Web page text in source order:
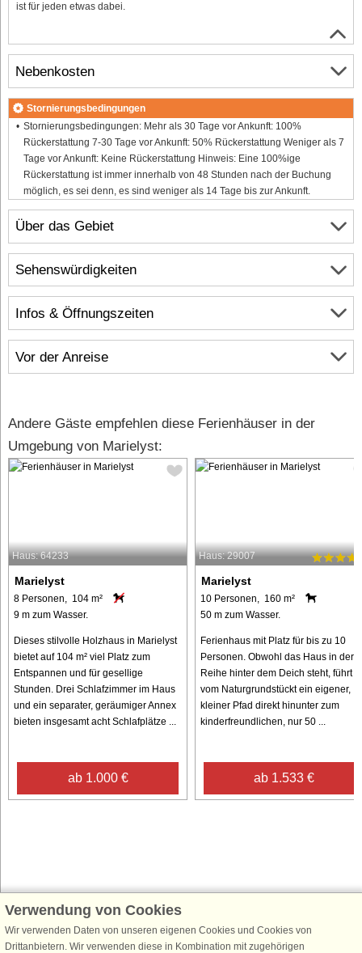
ist für jeden etwas dabei.
Über das Gebiet
Infos & Öffnungszeiten
Vor der Anreise
Nebenkosten
Stornierungsbedingungen
Stornierungsbedingungen: Mehr als 30 Tage vor Ankunft: 100%
Rückerstattung 7-30 Tage vor Ankunft: 50% Rückerstattung Weniger als 7
Tage vor Ankunft: Keine Rückerstattung Hinweis: Eine 100%ige
Rückerstattung ist immer innerhalb von 48 Stunden nach der Buchung
möglich, es sei denn, es sind weniger als 14 Tage bis zur Ankunft.
Sehenswürdigkeiten
Andere Gäste empfehlen diese Ferienhäuser in der
Umgebung von Marielyst:
Haus: 64233
Marielyst
8 Personen, 104 m²
9 m zum Wasser.
Dieses stilvolle Holzhaus in Marielyst
bietet auf 104 m² viel Platz zum
Entspannen und für gesellige
Stunden. Drei Schlafzimmer im Haus
und ein separater, geräumiger Annex
bieten insgesamt acht Schlafplätze ...
ab 1.000 €
Haus: 29007
Marielyst
10 Personen, 160 m²
50 m zum Wasser.
Ferienhaus mit Platz für bis zu 10
Personen. Obwohl das Haus in der
Reihe hinter dem Deich steht, führt
vom Naturgrundstückt ein eigener,
kleiner Pfad direkt hinunter zum
kinderfreundlichen, nur 50 ...
ab 1.533 €
Schließen Sie sich 100.000 Ferienhaus-Fans an
Erhalten Sie einenWillkommensgutschein von 25 € für Ihren nächsten
Verwendung von Cookies
Wir verwenden Daten von unseren eigenen Cookies und Cookies von
Drittanbietern. Wir verwenden diese in Kombination mit zugehörigen